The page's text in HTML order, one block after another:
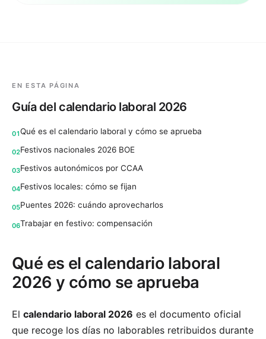
EN ESTA PÁGINA
Guía del calendario laboral 2026
01Qué es el calendario laboral y cómo se aprueba
02Festivos nacionales 2026 BOE
03Festivos autonómicos por CCAA
04Festivos locales: cómo se fijan
05Puentes 2026: cuándo aprovecharlos
06Trabajar en festivo: compensación
Qué es el calendario laboral
2026 y cómo se aprueba
El calendario laboral 2026 es el documento oficial
que recoge los días no laborables retribuidos durante